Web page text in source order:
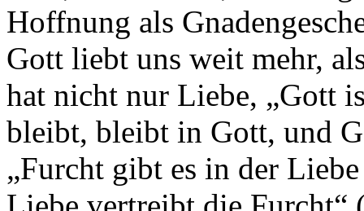
Hoffnung als
Gott liebt uns weit mehr,
hat nicht nur Liebe, „Gott
bleibt, bleibt in Gott, und
„Furcht gibt es in der